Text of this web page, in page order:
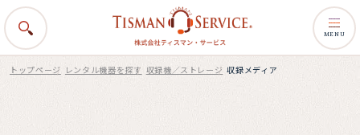
MENU
トップページ レンタル機器を探す 収録機／ストレージ 収録メディア